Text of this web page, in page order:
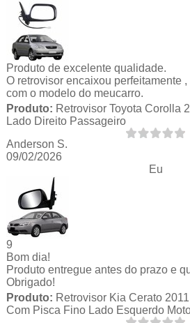
Produto de excelente qualidade.
O retrovisor encaixou perfeitamente ,
com o modelo do meucarro.
Produto: Retrovisor Toyota Corolla
Lado Direito Passageiro
Anderson S.
09/02/2026
Eu
9
Bom dia!
Produto entregue antes do prazo e
Obrigado!
Produto: Retrovisor Kia Cerato
Com Pisca Fino Lado Esquerdo